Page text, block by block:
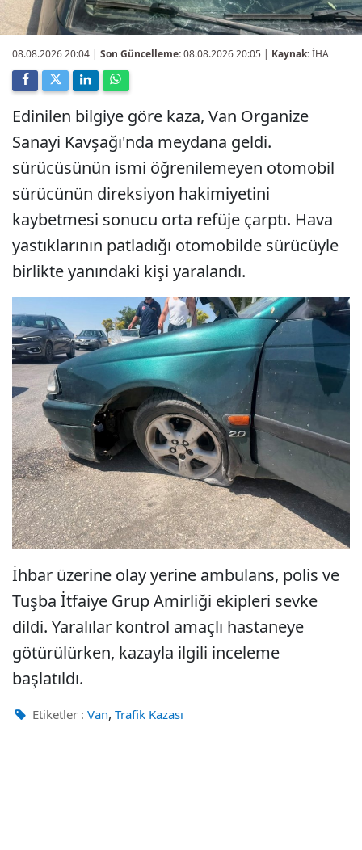
08.08.2026 20:04 | Son Güncelleme:08.08.2026 20:05 | Kaynak:İHA
Edinilen bilgiye göre kaza, Van Organize
Sanayi Kavşağı'nda meydana geldi.
sürücüsünün ismi öğrenilemeyen otomobil
sürücünün direksiyon hakimiyetini
kaybetmesi sonucu orta refüje çarptı. Hava
yastıklarının patladığı otomobilde sürücüyle
birlikte yanındaki kişi yaralandı.
İhbar üzerine olay yerine ambulans, polis ve
Tuşba İtfaiye Grup Amirliği ekipleri sevke
dildi. Yaralılar kontrol amaçlı hastaneye
götürülürken, kazayla ilgili inceleme
başlatıldı.
Etiketler : Van, Trafik Kazası